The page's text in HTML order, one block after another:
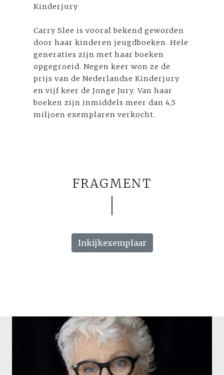
Kinderjury
Carry Slee is vooral bekend geworden
door haar kinderen jeugdboeken. Hele
generaties zijn met haar boeken
opgegroeid. Negen keer won ze de
prijs van de Nederlandse Kinderjury
en vijf keer de Jonge Jury. Van haar
boeken zijn inmiddels meer dan 4,5
miljoen exemplaren verkocht.
FRAGMENT
Inkijkexemplaar